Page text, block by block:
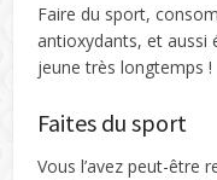
Faire du sport,
antioxydants, et aussi
jeune très longtemps !
Faites du sport
Vous l’avez peut-être